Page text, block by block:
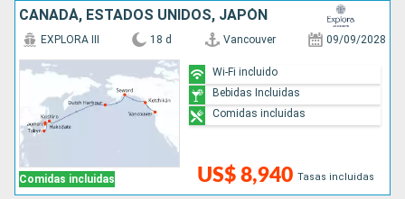
CANADÁ, ESTADOS UNIDOS, JAPÓN
Comidas incluidas
EXPLORA III 18 d Vancouver 09/09/2028
US$ 8,940 Tasas incluidas
Wi-Fi incluido
Bebidas Incluidas
Comidas incluidas